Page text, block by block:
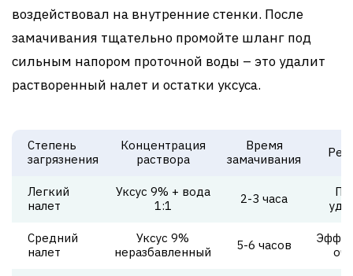
воздействовал на внутренние стенки. После
замачивания тщательно промойте шланг под
сильным напором проточной воды – это удалит
растворенный налет и остатки уксуса.
Степень
загрязнения
Концентрация
раствора
Время
замачивания
Легкий
налет
Уксус 9% + вода
1:1
2-3 часа
Средний
налет
Уксус 9%
неразбавленный
5-6 часов